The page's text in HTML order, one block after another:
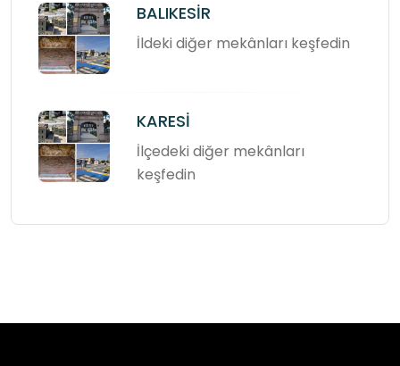
BALIKESİR
İldeki diğer mekânları keşfedin
KARESİ
İlçedeki diğer mekânları
keşfedin